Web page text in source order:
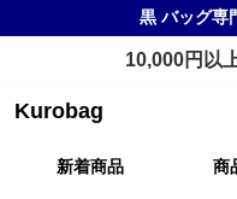
黒 バッグ専
10,000円以
Kurobag
新着商品 商